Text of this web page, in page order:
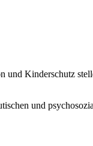
Kinderschutz
und